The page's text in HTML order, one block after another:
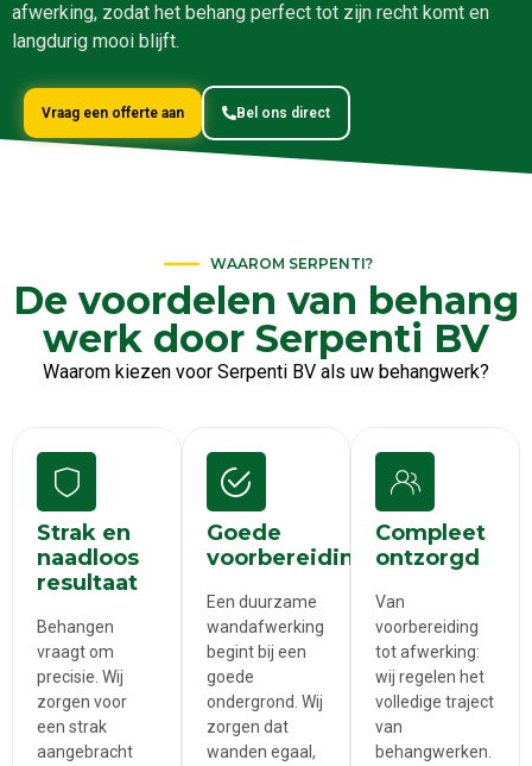
afwerking, zodat het behang perfect tot zijn recht komt en
langdurig mooi blijft.
Vraag een offerte aan Bel ons direct
WAAROM SERPENTI?
De voordelen van behang
werk door Serpenti BV
Waarom kiezen voor Serpenti BV als uw behangwerk?
Strak en
naadloos
resultaat
Behangen
vraagt om
precisie. Wij
zorgen voor
een strak
aangebracht
Goede
voorbereiding
Een duurzame
wandafwerking
begint bij een
goede
ondergrond. Wij
zorgen dat
wanden egaal,
Compleet
ontzorgd
Van
voorbereiding
tot afwerking:
wij regelen het
volledige traject
van
behangwerken.